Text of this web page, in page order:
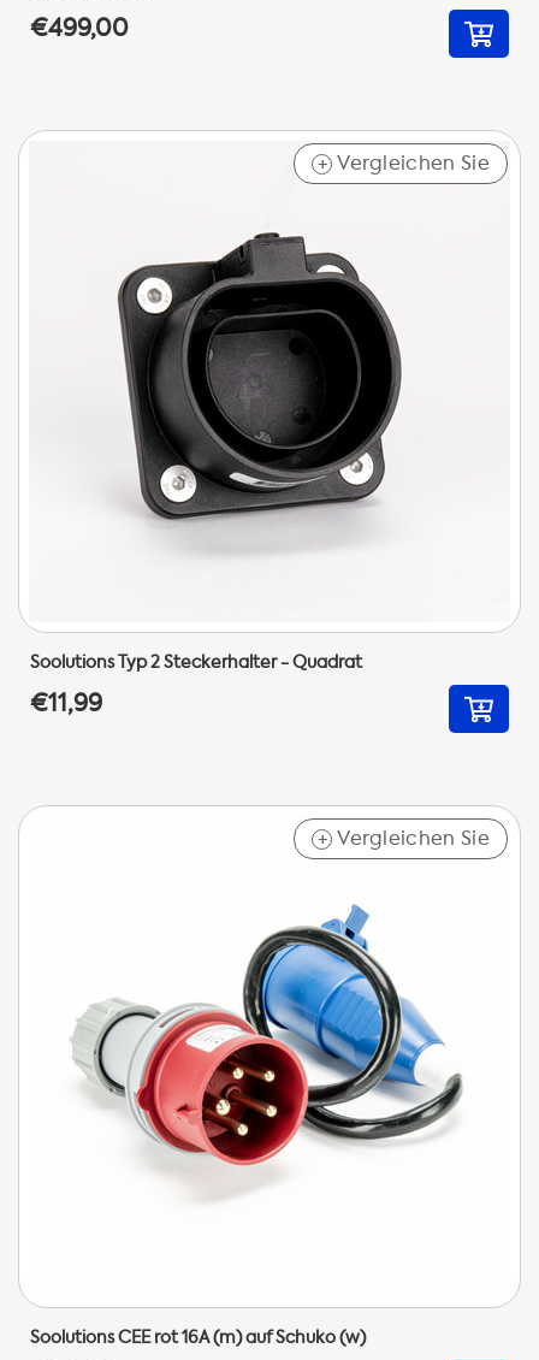
€499,00
+ Vergleichen Sie
Soolutions Typ 2 Steckerhalter - Quadrat
€11,99
+ Vergleichen Sie
Soolutions CEE rot 16A (m) auf Schuko (w)